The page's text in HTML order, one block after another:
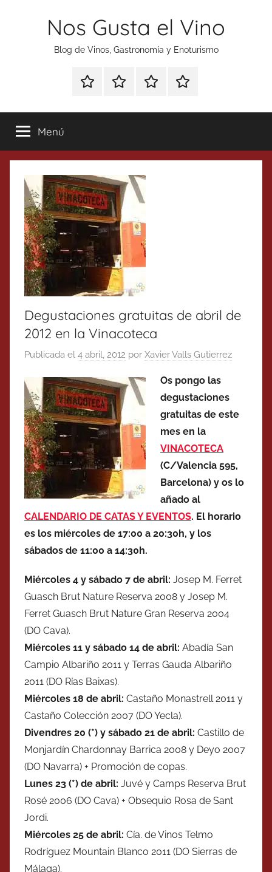
Nos Gusta el Vino
Blog de Vinos, Gastronomía y Enoturismo
Especial
Tonics
Enoturismo
Gastronomía
RankingContacto
Menú
Degustaciones gratuitas de abril de
2012 en la Vinacoteca
Publicada el 4 abril, 2012 por Xavier Valls Gutierrez
Os pongo las
degustaciones
gratuitas de este
mes en la
VINACOTECA
(C/Valencia 595,
Barcelona) y os lo
añado al
CALENDARIO DE CATAS Y EVENTOS. El horario
es los miércoles de 17:00 a 20:30h, y los
sábados de 11:00 a 14:30h.
Miércoles 4 y sábado 7 de abril: Josep M. Ferret
Guasch Brut Nature Reserva 2008 y Josep M.
Ferret Guasch Brut Nature Gran Reserva 2004
(DO Cava).
Miércoles 11 y sábado 14 de abril: Abadía San
Campio Albariño 2011 y Terras Gauda Albariño
2011 (DO Rías Baixas).
Miércoles 18 de abril: Castaño Monastrell 2011 y
Castaño Colección 2007 (DO Yecla).
Divendres 20 (*) y sábado 21 de abril: Castillo de
Monjardín Chardonnay Barrica 2008 y Deyo 2007
(DO Navarra) + Promoción de copas.
Lunes 23 (*) de abril: Juvé y Camps Reserva Brut
Rosé 2006 (DO Cava) + Obsequio Rosa de Sant
Jordi.
Miércoles 25 de abril: Cía. de Vinos Telmo
Rodríguez Mountain Blanco 2011 (DO Sierras de
Málaga).